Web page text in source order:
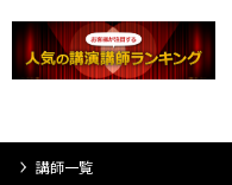
講師一覧